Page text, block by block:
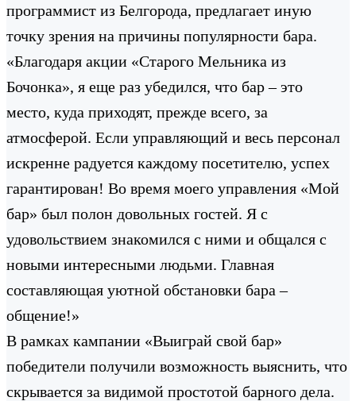
программист из Белгорода, предлагает иную
точку зрения на причины популярности бара.
«Благодаря акции «Старого Мельника из
Бочонка», я еще раз убедился, что бар – это
место, куда приходят, прежде всего, за
атмосферой. Если управляющий и весь персонал
искренне радуется каждому посетителю, успех
гарантирован! Во время моего управления «Мой
бар» был полон довольных гостей. Я с
удовольствием знакомился с ними и общался с
новыми интересными людьми. Главная
составляющая уютной обстановки бара –
общение!»
В рамках кампании «Выиграй свой бар»
победители получили возможность выяснить, что
скрывается за видимой простотой барного дела.